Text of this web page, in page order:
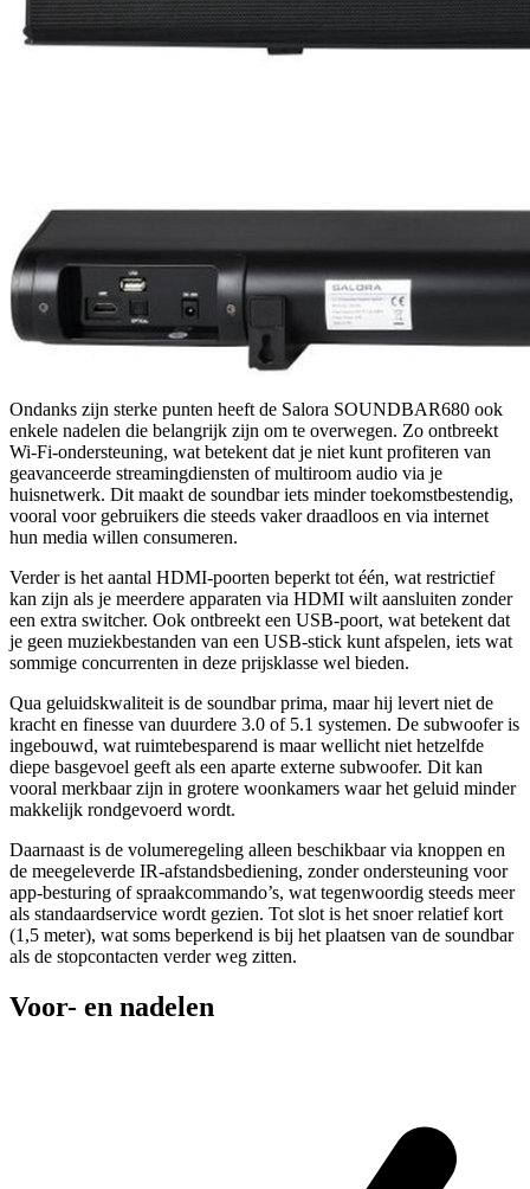
Ondanks zijn sterke punten heeft de Salora SOUNDBAR680 ook
enkele nadelen die belangrijk zijn om te overwegen. Zo ontbreekt
Wi-Fi-ondersteuning, wat betekent dat je niet kunt profiteren van
geavanceerde streamingdiensten of multiroom audio via je
huisnetwerk. Dit maakt de soundbar iets minder toekomstbestendig,
vooral voor gebruikers die steeds vaker draadloos en via internet
hun media willen consumeren.
Verder is het aantal HDMI-poorten beperkt tot één, wat restrictief
kan zijn als je meerdere apparaten via HDMI wilt aansluiten zonder
een extra switcher. Ook ontbreekt een USB-poort, wat betekent dat
je geen muziekbestanden van een USB-stick kunt afspelen, iets wat
sommige concurrenten in deze prijsklasse wel bieden.
Qua geluidskwaliteit is de soundbar prima, maar hij levert niet de
kracht en finesse van duurdere 3.0 of 5.1 systemen. De subwoofer is
ingebouwd, wat ruimtebesparend is maar wellicht niet hetzelfde
diepe basgevoel geeft als een aparte externe subwoofer. Dit kan
vooral merkbaar zijn in grotere woonkamers waar het geluid minder
makkelijk rondgevoerd wordt.
Daarnaast is de volumeregeling alleen beschikbaar via knoppen en
de meegeleverde IR-afstandsbediening, zonder ondersteuning voor
app-besturing of spraakcommando’s, wat tegenwoordig steeds meer
als standaardservice wordt gezien. Tot slot is het snoer relatief kort
(1,5 meter), wat soms beperkend is bij het plaatsen van de soundbar
als de stopcontacten verder weg zitten.
Voor- en nadelen